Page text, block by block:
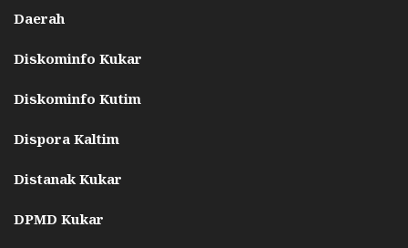
Daerah
Diskominfo Kukar
Diskominfo Kutim
Dispora Kaltim
Distanak Kukar
DPMD Kukar